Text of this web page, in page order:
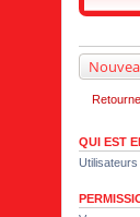
QUI EST